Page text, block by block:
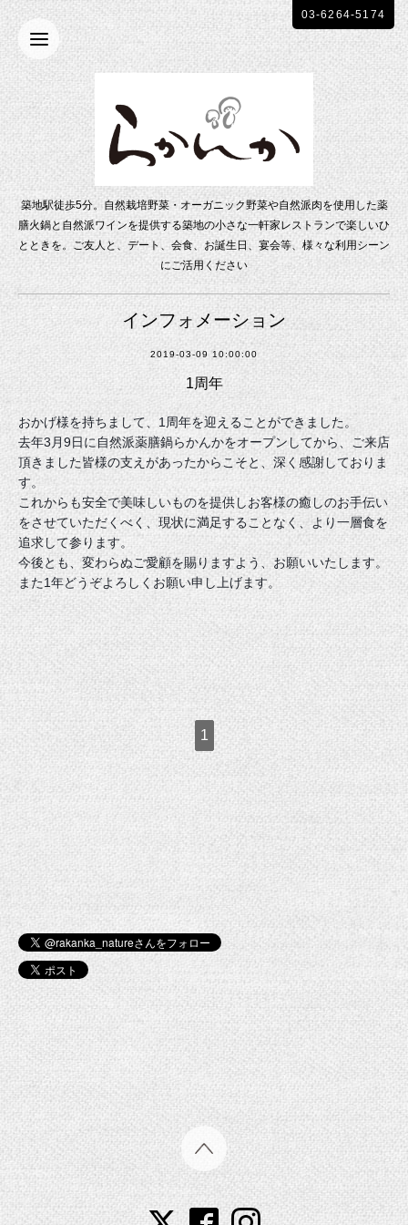
築地駅徒歩5分。自然栽培野菜・オーガニック野菜や自然派肉を使用した薬
膳火鍋と自然派ワインを提供する築地の小さな一軒家レストランで楽しいひ
とときを。ご友人と、デート、会食、お誕生日、宴会等、様々な利用シーン
にご活用ください
03-6264-5174
インフォメーション
2019-03-09 10:00:00
1周年
おかげ様を持ちまして、1周年を迎えることができました。
去年3月9日に自然派薬膳鍋らかんかをオープンしてから、ご来店
頂きました皆様の支えがあったからこそと、深く感謝しておりま
す。
これからも安全で美味しいものを提供しお客様の癒しのお手伝い
をさせていただくべく、現状に満足することなく、より一層食を
追求して参ります。
今後とも、変わらぬご愛顧を賜りますよう、お願いいたします。
また1年どうぞよろしくお願い申し上げます。
1